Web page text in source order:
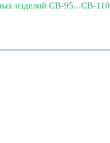
изделий СВ-95...СВ-110